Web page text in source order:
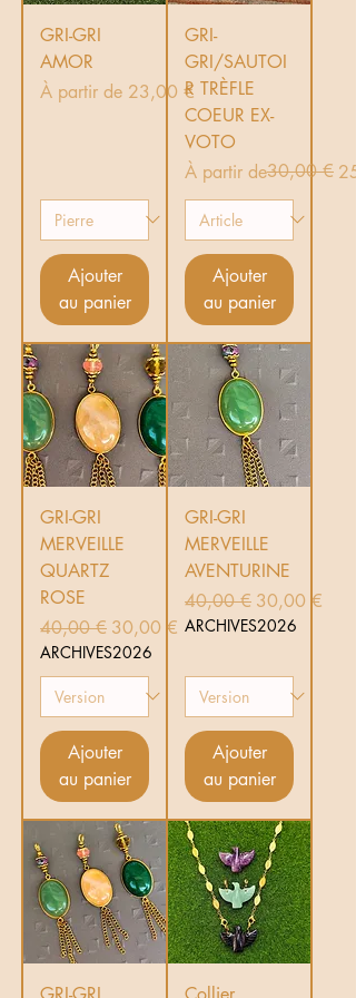
GRI-GRI
AMOR
À partir de 23,00 €
Prix promotionnel
Ajouter
au panier
GRI-
GRI/SAUTOI
R TRÈFLE
COEUR EX-
VOTO
À partir de
Prix original30,00 €
Prix promotionnel
Ajouter
au panier
GRI-GRI
MERVEILLE
QUARTZ
ROSE
Prix original
40,00 € Prix promotionnel
30,00 €
ARCHIVES2026
Ajouter
au panier
GRI-GRI
MERVEILLE
AVENTURINE
Prix original
40,00 € Prix
30,00 €
ARCHIVES2026
Ajouter
au panier